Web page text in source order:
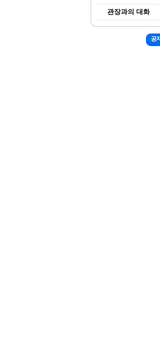
관장과의 대화
공